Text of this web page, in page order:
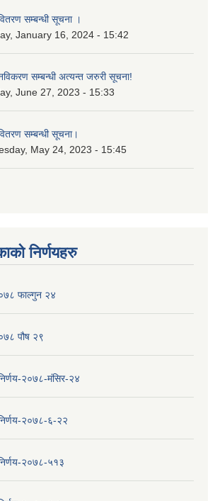
सम्बन्धी सूचना ।
January 16, 2024 - 15:42
नविकरण सम्बन्धी अत्यन्त जरुरी सूचना!
June 27, 2023 - 15:33
सम्बन्धी सूचना।
May 24, 2023 - 15:45
निर्णयहरु
फाल्गुन २४
पौष २९
२०७८-मंसिर-२४
निर्णय-२०७८-६-२२
२०७८-५१३